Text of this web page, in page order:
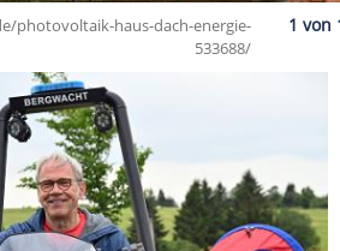
photovoltaik-haus-dach-energie-
533688/